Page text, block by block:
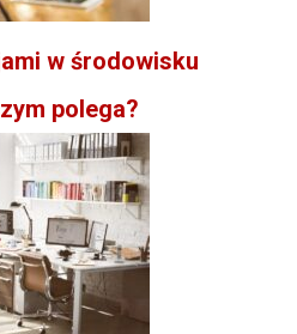
w środowisku
polega?